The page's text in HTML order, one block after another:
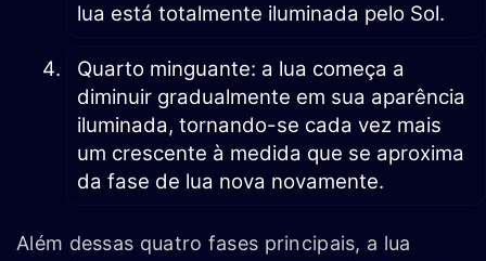
lua está totalmente iluminada pelo Sol.
Quarto minguante: a lua começa a
diminuir gradualmente em sua aparência
iluminada, tornando-se cada vez mais
um crescente à medida que se aproxima
da fase de lua nova novamente.
Além dessas quatro fases principais, a lua